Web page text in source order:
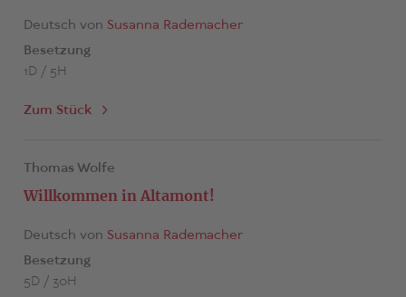
Deutsch von Susanna Rademacher
Besetzung
1D / 5H
Zum Stück
Thomas Wolfe
Willkommen in Altamont!
Deutsch von Susanna Rademacher
Besetzung
5D / 30H